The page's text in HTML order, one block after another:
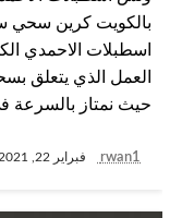
بالكويت كرين سحي
اسطبلات الاحمدي
العمل الذي يتعلق
حيث نمتاز بالسرعة
rwan1 فبراير 22, 2021